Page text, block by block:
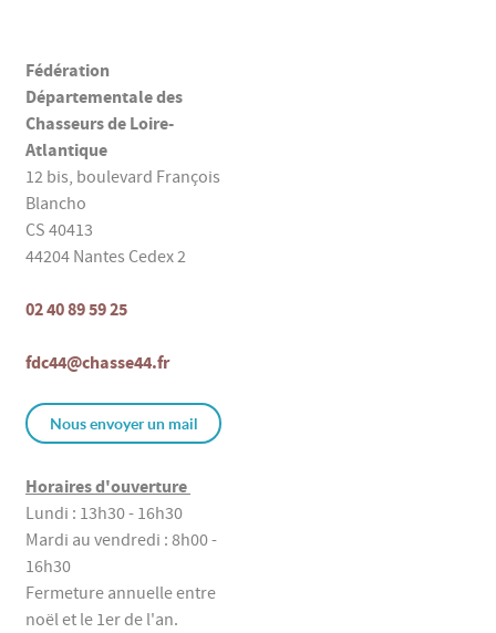
Fédération
Départementale des
Chasseurs de Loire-
Atlantique
12 bis, boulevard François
Blancho
CS 40413
44204 Nantes Cedex 2
02 40 89 59 25
fdc44@chasse44.fr
Nous envoyer un mail
Horaires d'ouverture
Lundi : 13h30 - 16h30
Mardi au vendredi : 8h00 -
16h30
Fermeture annuelle entre
noël et le 1er de l'an.